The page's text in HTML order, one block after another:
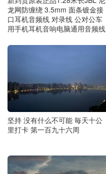
龙网防缠绕 3.5mm 面条镀金接
口耳机音频线 对录线 公对公车
用手机耳机音响电脑通用音频线
坚持 没有什么不可能 毎天十公
里打卡 第一百九十六周